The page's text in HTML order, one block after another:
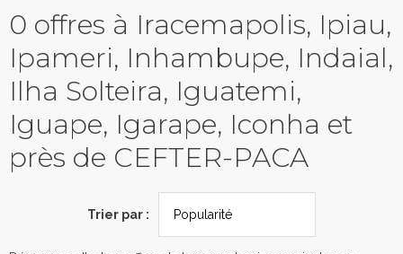
0 offres à Iracemapolis, Ipiau,
Ipameri, Inhambupe, Indaial,
Ilha Solteira, Iguatemi,
Iguape, Igarape, Iconha et
près de CEFTER-PACA
Trier par :